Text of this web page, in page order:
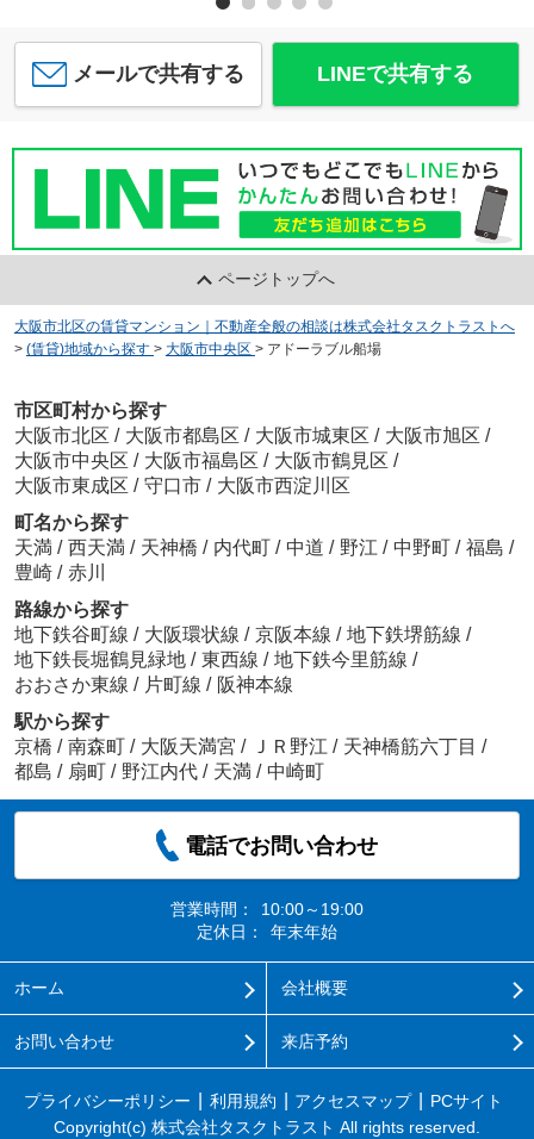
メールで共有する LINEで共有する
ページトップへ
大阪市北区の賃貸マンション｜不動産全般の相談は株式会社タスクトラストへ
> (賃貸)地域から探す > 大阪市中央区 > アドーラブル船場
市区町村から探す
大阪市北区 / 大阪市都島区 / 大阪市城東区 / 大阪市旭区 /
大阪市中央区 / 大阪市福島区 / 大阪市鶴見区 /
大阪市東成区 / 守口市 / 大阪市西淀川区
町名から探す
天満 / 西天満 / 天神橋 / 内代町 / 中道 / 野江 / 中野町 / 福島 /
豊崎 / 赤川
路線から探す
地下鉄谷町線 / 大阪環状線 / 京阪本線 / 地下鉄堺筋線 /
地下鉄長堀鶴見緑地 / 東西線 / 地下鉄今里筋線 /
おおさか東線 / 片町線 / 阪神本線
駅から探す
京橋 / 南森町 / 大阪天満宮 / ＪＲ野江 / 天神橋筋六丁目 /
都島 / 扇町 / 野江内代 / 天満 / 中崎町
電話でお問い合わせ
営業時間：
10:00～19:00
定休日：
年末年始
ホーム 会社概要
お問い合わせ 来店予約
プライバシーポリシー 利用規約 アクセスマップ
PCサイト
Copyright(c) 株式会社タスクトラスト All rights reserved.